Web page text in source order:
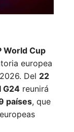
World Cup
europea
Del 22
G24 reunirá
países, que